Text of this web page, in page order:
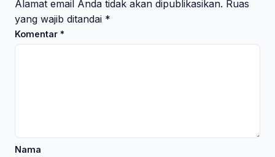
Alamat email Anda tidak akan dipublikasikan. Ruas
yang wajib ditandai *
Komentar *
Nama